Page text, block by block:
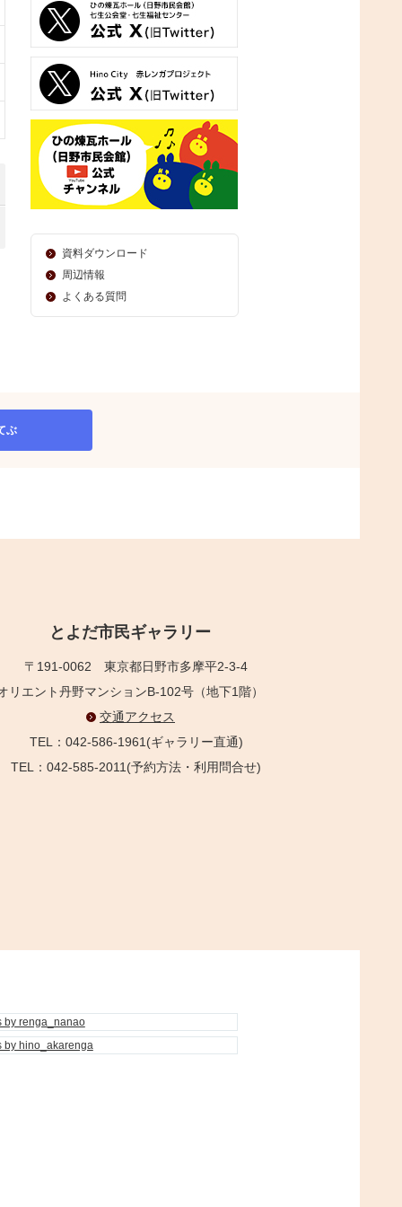
資料ダウンロード
周辺情報
よくある質問
ぶ
とよだ市民ギャラリー
〒191-0062 東京都日野市多摩平2-3-4
リエント丹野マンションB-102号（地下1階）
交通アクセス
TEL：042-586-1961(ギャラリー直通)
：042-585-2011(予約方法・利用問合せ)
by renga_nanao
by hino_akarenga